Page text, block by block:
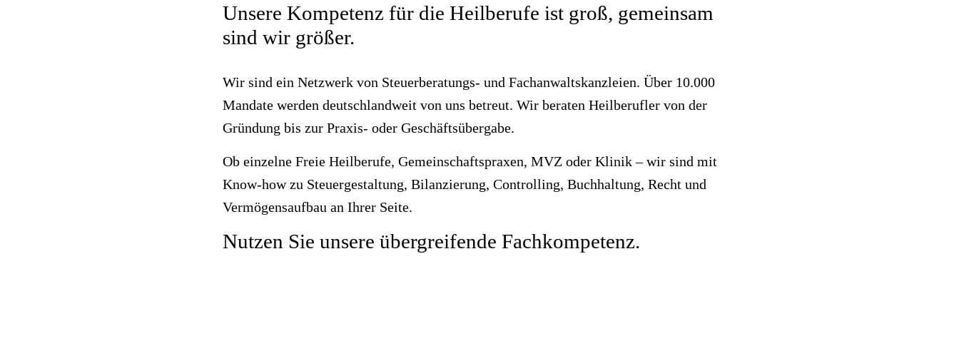
Unsere Kompetenz für die Heilberufe ist groß, gemeinsam
sind wir größer.
Wir sind ein Netzwerk von Steuerberatungs- und Fachanwaltskanzleien. Über 10.000
Mandate werden deutschlandweit von uns betreut. Wir beraten Heilberufler von der
Gründung bis zur Praxis- oder Geschäftsübergabe.
Ob einzelne Freie Heilberufe, Gemeinschaftspraxen, MVZ oder Klinik – wir sind mit
Know-how zu Steuergestaltung, Bilanzierung, Controlling, Buchhaltung, Recht und
Vermögensaufbau an Ihrer Seite.
Nutzen Sie unsere übergreifende Fachkompetenz.